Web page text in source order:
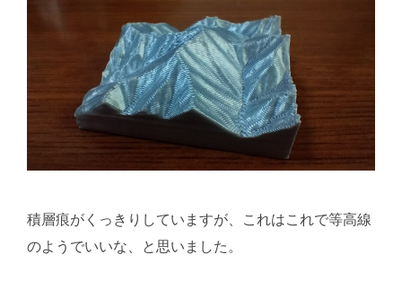
積層痕がくっきりしていますが、これはこれで等高線
のようでいいな、と思いました。